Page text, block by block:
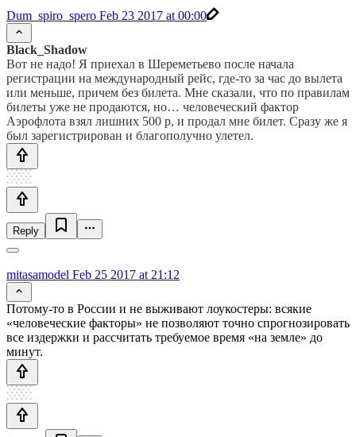
Dum_spiro_spero Feb 23 2017 at 00:00
Black_Shadow
Вот не надо! Я приехал в Шереметьево после начала
регистрации на международный рейс, где-то за час до вылета
или меньше, причем без билета. Мне сказали, что по правилам
билеты уже не продаются, но… человеческий фактор
Аэрофлота взял лишних 500 р, и продал мне билет. Сразу же я
был зарегистрирован и благополучно улетел.
Reply
mitasamodel Feb 25 2017 at 21:12
Потому-то в России и не выживают лоукостеры: всякие
«человеческие факторы» не позволяют точно спрогнозировать
все издержки и рассчитать требуемое время «на земле» до
минут.